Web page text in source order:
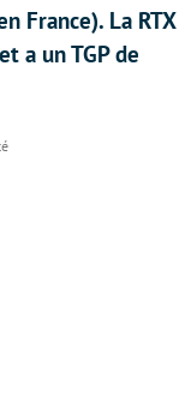
France). La RTX
a un TGP de